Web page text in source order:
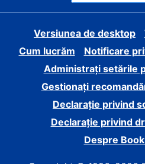
Versiunea de desktop
Cum lucrăm
Notificare
Administrați setările
Gestionați
Declarație privind
Declarație privind
Despre